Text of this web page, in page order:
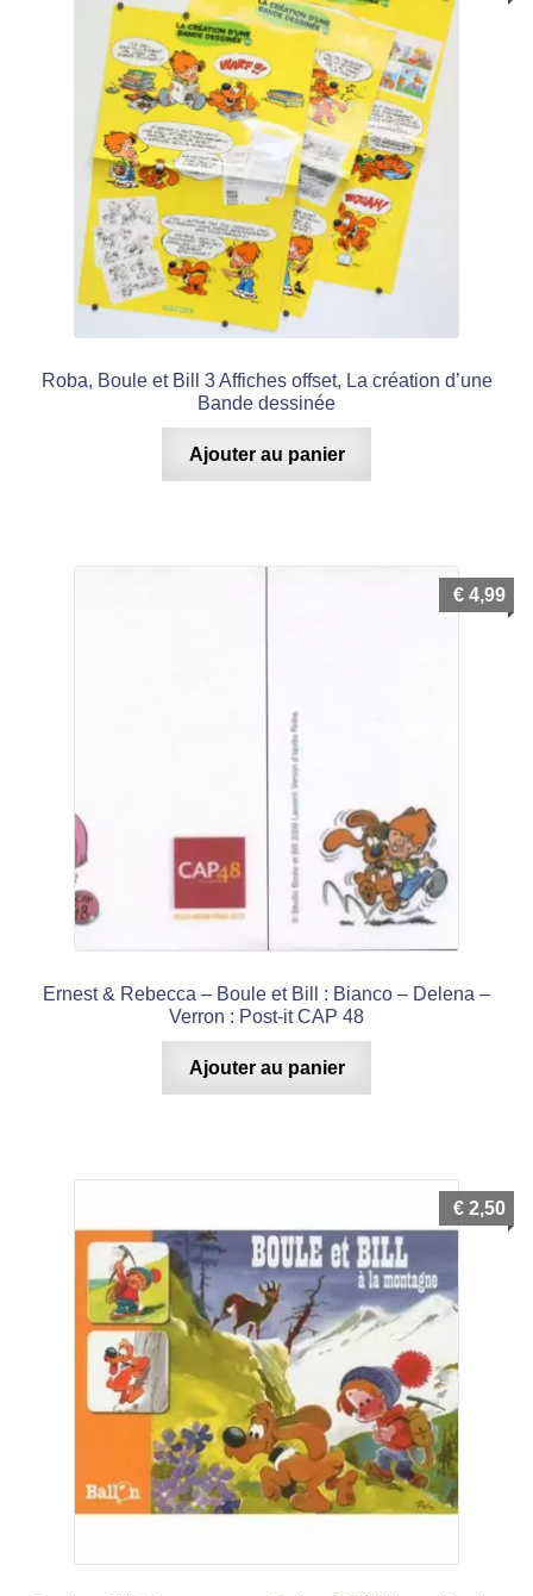
Roba, Boule et Bill 3 Affiches offset, La création d’une
Bande dessinée
Ajouter au panier
Ernest & Rebecca – Boule et Bill : Bianco – Delena –
Verron : Post-it CAP 48
€ 4,99
Ajouter au panier
€ 2,50